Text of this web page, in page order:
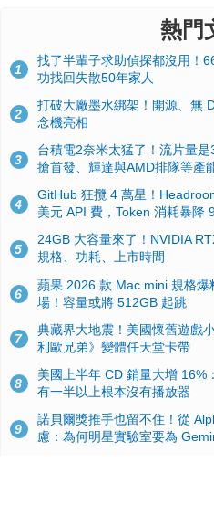
熱門
1
找了半輩子求助偵探都沒用！
功找回失散50年家人
2
打破大廠墨水綁架！開源、無
念機亮相
3
台積電2奈米太猛了！流片量
搶首發、輝達與AMD排隊等產
4
GitHub 狂攬 4 萬星！
美元 API 費，Token 消耗暴降
5
24GB 大容量來了！NVIDIA
規格、功耗、上市時間
6
蘋果 2026 款 Mac mini 規格
場！容量或將 512GB 起跳
7
典藏界大地震！美國懷舊遊戲
利歐兄弟》變體任天堂卡帶
8
美國上半年 CD 銷量大增 16%
有一半以上根本沒有播放器
9
諾貝爾獎推手也留不住！從
慮：為何明星實驗室要為